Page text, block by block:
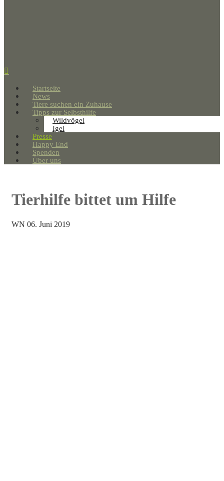
Startseite
News
Tiere suchen ein Zuhause
Tipps zur Selbsthilfe
Wildvögel
Igel
Presse
Happy End
Spenden
Über uns
Tierhilfe bittet um Hilfe
WN 06. Juni 2019